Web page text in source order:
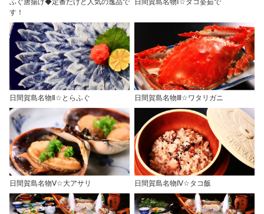
ふぐ唐揚げ◆定番だけど人気の逸品で
す！
日間賀島名物Ⅰ☆タコ姿茹で
日間賀島名物Ⅱ☆とらふぐ 日間賀島名物Ⅲ☆ワタリガニ
日間賀島名物Ⅴ☆大アサリ 日間賀島名物Ⅳ☆タコ飯